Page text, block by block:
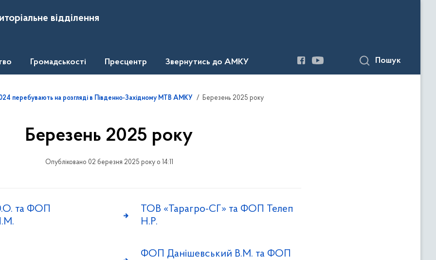
відділення
Громадськості Пресцентр Звернутись до АМКУ Пошук
перебувають на розгляді в Південно-Західному МТВ АМКУ Березень 2025 року
Березень 2025 року
Опубліковано 02 березня 2025 року о 14:11
та ФОП
ТОВ «Тарагро-СГ» та ФОП Телеп
Н.Р.
ФОП Данішевський В.М. та ФОП